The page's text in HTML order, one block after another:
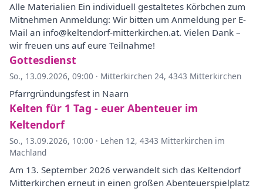
Alle Materialien Ein individuell gestaltetes Körbchen zum
Mitnehmen Anmeldung: Wir bitten um Anmeldung per E-
Mail an info@keltendorf-mitterkirchen.at. Vielen Dank –
wir freuen uns auf eure Teilnahme!
Gottesdienst
So., 13.09.2026, 09:00 · Mitterkirchen 24, 4343 Mitterkirchen
Pfarrgründungsfest in Naarn
Kelten für 1 Tag - euer Abenteuer im
Keltendorf
So., 13.09.2026, 10:00 · Lehen 12, 4343 Mitterkirchen im
Machland
Am 13. September 2026 verwandelt sich das Keltendorf
Mitterkirchen erneut in einen großen Abenteuerspielplatz